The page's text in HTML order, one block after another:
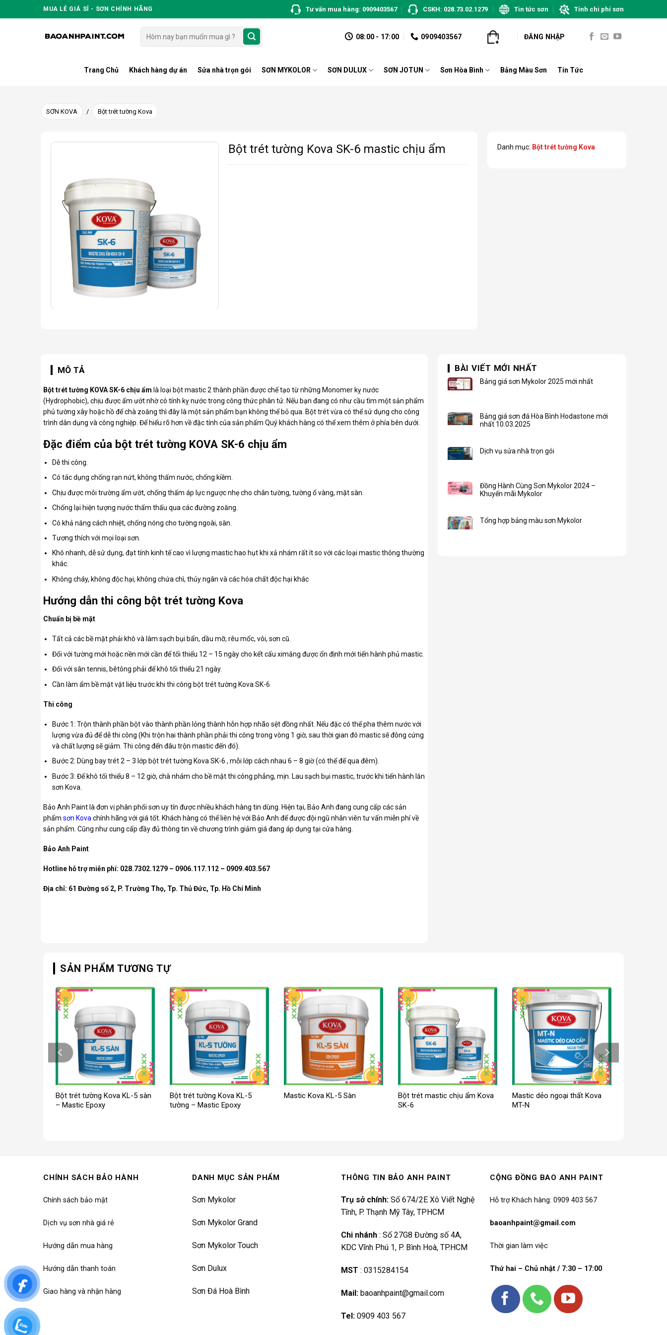
to
MUA LẺ GIÁ SỈ - SƠN CHÍNH HÃNG Tư vấn mua hàng: 0909403567 CSKH: 028.73.02.1279 Tin tức sơn Tính chi phí sơn
Tìm
kiếm:
08:00 - 17:00 0909403567 ĐĂNG NHẬP
Trang Chủ Khách hàng dự án Sửa nhà trọn gói SƠN MYKOLOR SƠN DULUX SƠN JOTUN Sơn Hòa Bình Bảng Màu Sơn Tin Tức
SƠN KOVA / Bột trét tường Kova
Bột trét tường Kova SK-6 mastic chịu ẩm Danh mục: Bột trét tường Kova
MÔ TẢ
Bột trét tường KOVASK-6 chịu ẩm là loại bột mastic 2 thành phần được chế tạo từ những Monomer kỵ nước
(Hydrophobic), chịu được ẩm ướt nhờ có tính kỵ nước trong công thức phân tử. Nếu bạn đang có như cầu tìm một sản phẩm
phủ tường xây hoặc hồ để chà zoăng thì đây là một sản phẩm bạn không thể bỏ qua. Bột trét vừa có thể sử dụng cho công
trình dân dụng và công nghiệp. Để hiểu rõ hơn về đặc tính của sản phẩm Quý khách hàng có thể xem thêm ở phía bên dưới.
Đặc điểm của bột trét tường KOVA SK-6 chịu ẩm
Dễ thi công.
Có tác dụng chống rạn nứt, không thấm nước, chống kiềm.
Chịu được môi trường ẩm ướt, chống thấm áp lực ngược nhẹ cho chân tường, tường ố vàng, mặt sàn.
Chống lại hiện tượng nước thẩm thấu qua các đường zoăng.
Có khả năng cách nhiệt, chống nóng cho tường ngoài, sàn.
Tương thích với mọi loại sơn.
Khô nhanh, dễ sử dụng, đạt tính kinh tế cao vì lượng mastic hao hụt khi xả nhám rất ít so với các loại mastic thông thường
khác.
Không cháy, không độc hại, không chứa chì, thủy ngân và các hóa chất độc hại khác
Hướng dẫn thi công bột trét tường Kova
Chuẩn bị bề mặt
Tất cả các bề mặt phải khô và làm sạch bụi bẩn, dầu mỡ, rêu mốc, vôi, sơn cũ.
Đối với tường mới hoặc nền mới cần để tối thiểu 12 – 15 ngày cho kết cấu ximăng được ổn định mới tiến hành phủ mastic.
Đối với sân tennis, bêtông phải để khô tối thiểu 21 ngày.
Cần làm ẩm bề mặt vật liệu trước khi thi công bột trét tường Kova SK-6
Thi công
Bước 1: Trộn thành phần bột vào thành phần lỏng thành hỗn hợp nhão sệt đồng nhất. Nếu đặc có thể pha thêm nước với
lượng vừa đủ để dễ thi công (Khi trộn hai thành phần phải thi công trong vòng 1 giờ, sau thời gian đó mastic sẽ đông cứng
và chất lượng sẽ giảm. Thi công đến đâu trộn mastic đến đó).
Bước 2: Dùng bay trét 2 – 3 lớp bột trét tường Kova SK-6 , mỗi lớp cách nhau 6 – 8 giờ (có thể để qua đêm).
Bước 3: Để khô tối thiểu 8 – 12 giờ, chà nhám cho bề mặt thi công phẳng, mịn. Lau sạch bụi mastic, trước khi tiến hành lăn
sơn Kova.
Bảo Anh Paint là đơn vị phân phối sơn uy tín được nhiều khách hàng tin dùng. Hiện tại, Bảo Anh đang cung cấp các sản
phẩm sơn Kova chính hãng với giá tốt. Khách hàng có thể liên hệ với Bảo Anh để được đội ngũ nhân viên tư vấn miễn phí về
sản phẩm. Cũng như cung cấp đầy đủ thông tin về chương trình giảm giá đang áp dụng tại cửa hàng.
Bảo Anh Paint
Hotline hỗ trợ miễn phí: 028.7302.1279 – 0906.117.112 – 0909.403.567
Địa chỉ: 61 Đường số 2, P. Trường Thọ, Tp. Thủ Đức, Tp. Hồ Chí Minh
BÀI VIẾT MỚI NHẤT
Bảng giá sơn Mykolor 2025 mới nhất
Bảng giá sơn đá Hòa Bình Hodastone mới
nhất 10.03.2025
Dịch vụ sửa nhà trọn gói
Đồng Hành Cùng Sơn Mykolor 2024 –
Khuyến mãi Mykolor
Tổng hợp bảng màu sơn Mykolor
SẢN PHẨM TƯƠNG TỰ
Bột trét tường Kova KL-5 sàn
– Mastic Epoxy
Bột trét tường Kova KL-5
tường – Mastic Epoxy
Mastic Kova KL-5 Sàn
Bột trét mastic chịu ẩm Kova
SK-6
Mastic dẻo ngoại thất Kova
MT-N
CHÍNH SÁCH BẢO HÀNH
Chính sách bảo mật
Dịch vụ sơn nhà giá rẻ
Hướng dẫn mua hàng
Hướng dẫn thanh toán
Giao hàng và nhận hàng
DANH MỤC SẢN PHẨM
Sơn Mykolor
Sơn Mykolor Grand
Sơn Mykolor Touch
Sơn Dulux
Sơn Đá Hoà Bình
THÔNG TIN BẢO ANH PAINT
Trụ sở chính: Số 674/2E Xô Viết Nghệ
Tĩnh, P. Thạnh Mỹ Tây, TPHCM
Chi nhánh : Số 27G8 Đường số 4A,
KDC Vĩnh Phú 1, P. Bình Hoà, TP.HCM
MST : 0315284154
Mail: baoanhpaint@gmail.com
Tel: 0909 403 567
CỘNG ĐỒNG BAO ANH PAINT
Hỗ trợ Khách hàng: 0909 403 567
baoanhpaint@gmail.com
Thời gian làm việc
Thứ hai – Chủ nhật / 7:30 – 17:00